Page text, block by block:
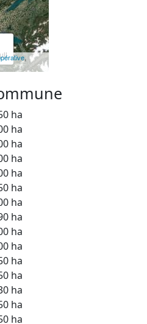
,
ha
ha
ha
ha
ha
ha
ha
ha
ha
ha
ha
ha
ha
ha
ha